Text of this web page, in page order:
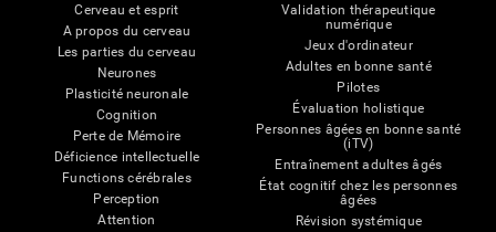
Cerveau et esprit
A propos du cerveau
Les parties du cerveau
Neurones
Plasticité neuronale
Cognition
Perte de Mémoire
Déficience intellectuelle
Functions cérébrales
Perception
Attention
Validation thérapeutique
numérique
Jeux d'ordinateur
Adultes en bonne santé
Pilotes
Évaluation holistique
Personnes âgées en bonne santé
(iTV)
Entraînement adultes âgés
État cognitif chez les personnes
âgées
Révision systémique